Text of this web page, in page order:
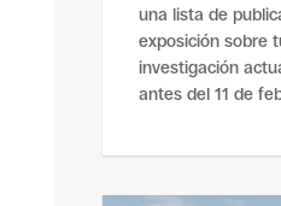
una lista de
exposición sobre
investigación
antes del 11 de